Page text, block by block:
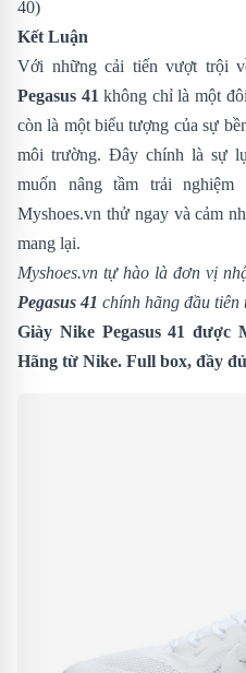
40)
Kết Luận
Với những cải tiến vượt trội
Pegasus 41 không chỉ là một
còn là một biểu tượng của sự
môi trường. Đây chính là sự
muốn nâng tầm trải
Myshoes.vn thử ngay và cảm
mang lại.
Myshoes.vn tự hào là đơn vị
Pegasus 41 chính hãng đầu tiên
Giày Nike Pegasus 41 được
Hãng từ Nike. Full box, đầy